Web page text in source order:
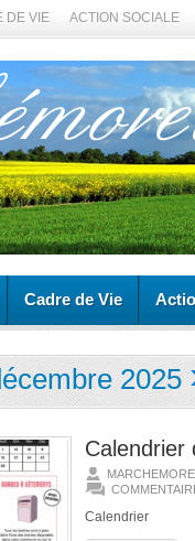
DE VIE ACTION SOCIALE
Cadre de Vie
2025
Calendrier
Calendrier